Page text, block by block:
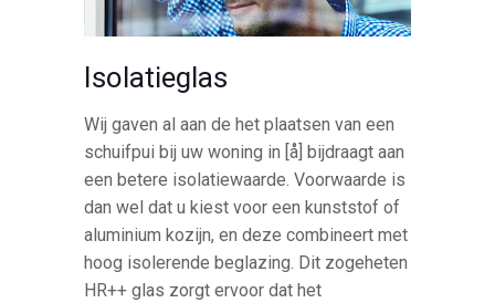
Isolatieglas
Wij gaven al aan de het plaatsen van een
schuifpui bij uw woning in [å] bijdraagt aan
een betere isolatiewaarde. Voorwaarde is
dan wel dat u kiest voor een kunststof of
aluminium kozijn, en deze combineert met
hoog isolerende beglazing. Dit zogeheten
HR++ glas zorgt ervoor dat het